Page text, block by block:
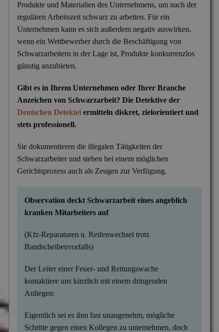
Versicherungsbetrug
Wanzen- & Lauschabwehr
Wettbewerbsverletzung
Produkte und Materialien des Unternehmens, um nach der
regulären Arbeitszeit schwarz zu arbeiten. Für ein
Unternehmen kann es sich außerdem negativ auswirken,
wenn ein Wettbewerber durch die Beschäftigung von
Schwarzarbeitern in der Lage ist, Produkte konkurrenzlos
günstig anzubieten.
Gibt es in Ihrem Unternehmen oder Ihrer Branche
Anzeichen von Schwarzarbeit? Die Detektive der
Deutschen Detektei ermitteln diskret, zielorientiert und
stets professionell.
Sie dokumentieren die illegalen Tätigkeiten der
Schwarzarbeiter und stehen bei einem möglichen
Gerichtsprozess auch als Zeugen zur Verfügung.
Observation deckt Schwarzarbeit eines angeblich
kranken Mitarbeiters auf
(Kfz-Reparaturen u. Reifenwechsel trotz
Bandscheibenvorfalls)
Der Leiter einer Feuer- und Rettungswache
kontaktiere uns kürzlich mit einem dringenden
Anliegen:
Eigentlich sei es ihm fast unangenehm, mögliche
Schritte gegen einen Kollegen zu unternehmen, doch